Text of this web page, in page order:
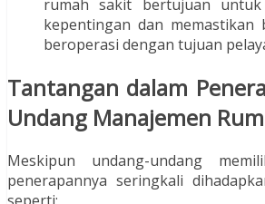
rumah sakit bertujuan
kepentingan dan memastikan
beroperasi dengan tujuan
Tantangan dalam
Undang Manajemen
Meskipun undang-undang
penerapannya seringkali